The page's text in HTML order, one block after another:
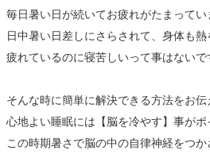
毎日暑い日が続いてお疲れがたまってい
日中暑い日差しにさらされて、身体も熱
疲れているのに寝苦しいって事はないで
そんな時に簡単に解決できる方法をお伝
心地よい睡眠には【脳を冷やす】事がポ
この時期暑さで脳の中の自律神経をつ